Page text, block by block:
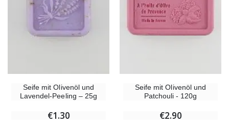
Seife mit Olivenöl und
Lavendel-Peeling – 25g
€1.30
Seife mit Olivenöl und
Patchouli - 120g
€2.90